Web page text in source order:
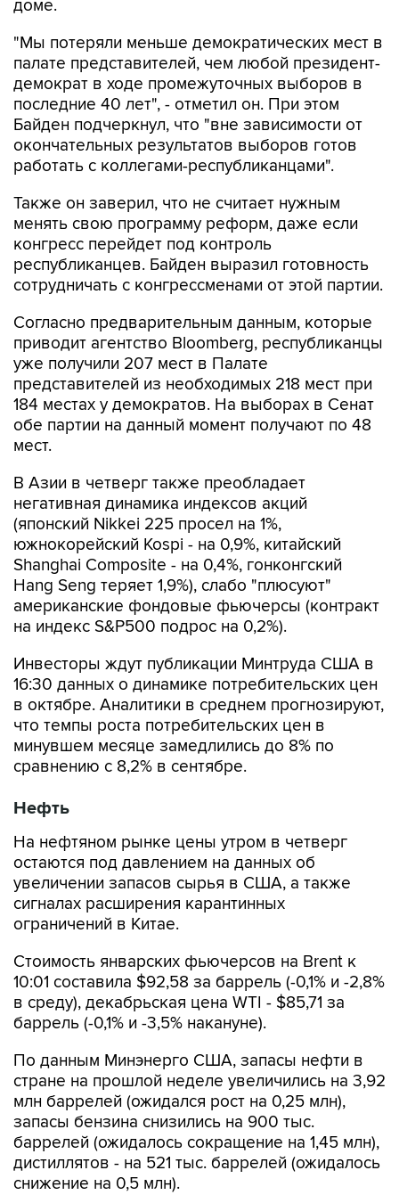
доме.
"Мы потеряли меньше демократических мест в
палате представителей, чем любой президент-
демократ в ходе промежуточных выборов в
последние 40 лет", - отметил он. При этом
Байден подчеркнул, что "вне зависимости от
окончательных результатов выборов готов
работать с коллегами-республиканцами".
Также он заверил, что не считает нужным
менять свою программу реформ, даже если
конгресс перейдет под контроль
республиканцев. Байден выразил готовность
сотрудничать с конгрессменами от этой партии.
Согласно предварительным данным, которые
приводит агентство Bloomberg, республиканцы
уже получили 207 мест в Палате
представителей из необходимых 218 мест при
184 местах у демократов. На выборах в Сенат
обе партии на данный момент получают по 48
мест.
В Азии в четверг также преобладает
негативная динамика индексов акций
(японский Nikkei 225 просел на 1%,
южнокорейский Kospi - на 0,9%, китайский
Shanghai Composite - на 0,4%, гонконгский
Hang Seng теряет 1,9%), слабо "плюсуют"
американские фондовые фьючерсы (контракт
на индекс S&P500 подрос на 0,2%).
Инвесторы ждут публикации Минтруда США в
16:30 данных о динамике потребительских цен
в октябре. Аналитики в среднем прогнозируют,
что темпы роста потребительских цен в
минувшем месяце замедлились до 8% по
сравнению с 8,2% в сентябре.
Нефть
На нефтяном рынке цены утром в четверг
остаются под давлением на данных об
увеличении запасов сырья в США, а также
сигналах расширения карантинных
ограничений в Китае.
Стоимость январских фьючерсов на Brent к
10:01 составила $92,58 за баррель (-0,1% и -2,8%
в среду), декабрьская цена WTI - $85,71 за
баррель (-0,1% и -3,5% накануне).
По данным Минэнерго США, запасы нефти в
стране на прошлой неделе увеличились на 3,92
млн баррелей (ожидался рост на 0,25 млн),
запасы бензина снизились на 900 тыс.
баррелей (ожидалось сокращение на 1,45 млн),
дистиллятов - на 521 тыс. баррелей (ожидалось
снижение на 0,5 млн).